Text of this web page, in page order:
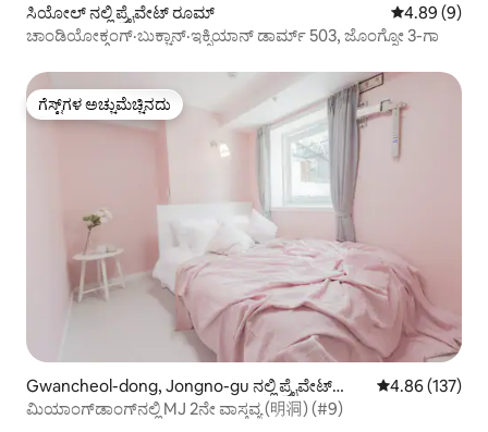
ಸಿಯೋಲ್ ನಲ್ಲಿ ಪ್ರೈವೇಟ್ ರೂಮ್ 5 ರಲ್ಲಿ 4.89
4.89 (9)
ಚಾಂಡಿಯೋಕ್ಗಂಗ್·ಬುಕ್ಚಾನ್·ಇಕ್ಸಿಯಾನ್ ಡಾರ್ಮ್ 503, ಜೊಂಗ್ನೋ 3-ಗಾ
ಗೆಸ್ಟ್‌ಗಳ ಅಚ್ಚುಮೆಚ್ಚಿನದು
ಗೆಸ್ಟ್‌ಗಳ ಅಚ್ಚುಮೆಚ್ಚಿನದು
Gwancheol-dong, Jongno-gu ನಲ್ಲಿ ಪ್ರೈವೇಟ್
ರೂಮ್
5 ರಲ್ಲಿ 4.86
4.86 (137)
ಮಿಯಾಂಗ್‌ಡಾಂಗ್‌ನಲ್ಲಿ MJ 2ನೇ ವಾಸ್ತವ್ಯ (明洞) (#9)